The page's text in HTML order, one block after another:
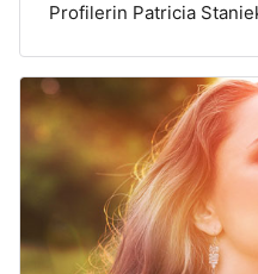
Profilerin Patricia